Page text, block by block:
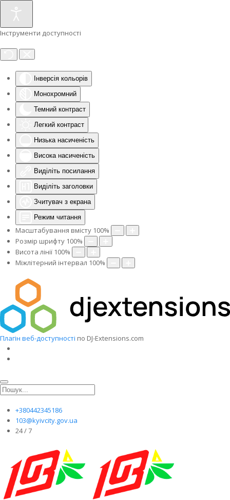
Інструменти доступності
Інверсія кольорів
Монохромний
Темний контраст
Легкий контраст
Низька насиченість
Висока насиченість
Виділіть посилання
Виділіть заголовки
Зчитувач з екрана
Режим читання
Масштабування вмісту 100%
Розмір шрифту 100%
Висота лінії 100%
Міжлітерний інтервал 100%
Плагін веб-доступності по DJ-Extensions.com
+380442345186
103@kyivcity.gov.ua
24 / 7